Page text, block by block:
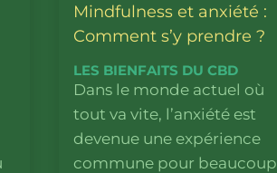
Mindfulness et anxiété :
Comment s’y prendre ?
LES BIENFAITS DU CBD
Dans le monde actuel où
tout va vite, l’anxiété est
devenue une expérience
commune pour beaucoup